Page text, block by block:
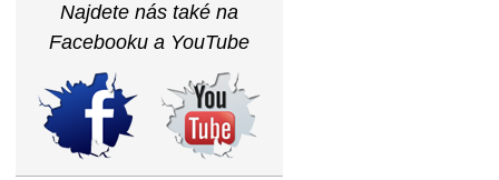
Najdete nás také na
Facebooku a YouTube